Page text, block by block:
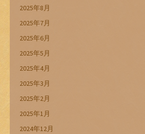
2025年8月
2025年7月
2025年6月
2025年5月
2025年4月
2025年3月
2025年2月
2025年1月
2024年12月